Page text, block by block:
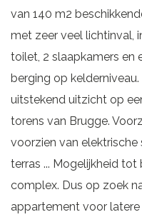
van 140 m2
met zeer veel lichtinval,
toilet, 2 slaapkamers en
berging op
uitstekend uitzicht op
torens van Brugge.
voorzien van
terras ... Mogelijkheid
complex. Dus op zoek
appartement voor